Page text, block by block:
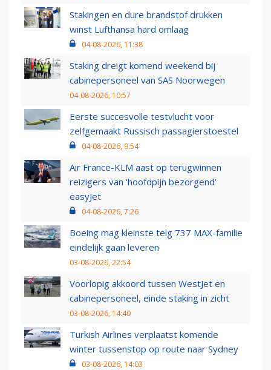
Stakingen en dure brandstof drukken
winst Lufthansa hard omlaag
04-08-2026, 11:38
Staking dreigt komend weekend bij
cabinepersoneel van SAS Noorwegen
04-08-2026, 10:57
Eerste succesvolle testvlucht voor
zelfgemaakt Russisch passagierstoestel
04-08-2026, 9:54
Air France-KLM aast op terugwinnen
reizigers van ‘hoofdpijn bezorgend’
easyJet
04-08-2026, 7:26
Boeing mag kleinste telg 737 MAX-familie
eindelijk gaan leveren
03-08-2026, 22:54
Voorlopig akkoord tussen WestJet en
cabinepersoneel, einde staking in zicht
03-08-2026, 14:40
Turkish Airlines verplaatst komende
winter tussenstop op route naar Sydney
03-08-2026, 14:03